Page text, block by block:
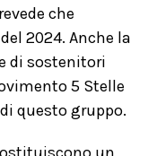
che
2024. Anche la
di sostenitori
5 Stelle
questo gruppo.